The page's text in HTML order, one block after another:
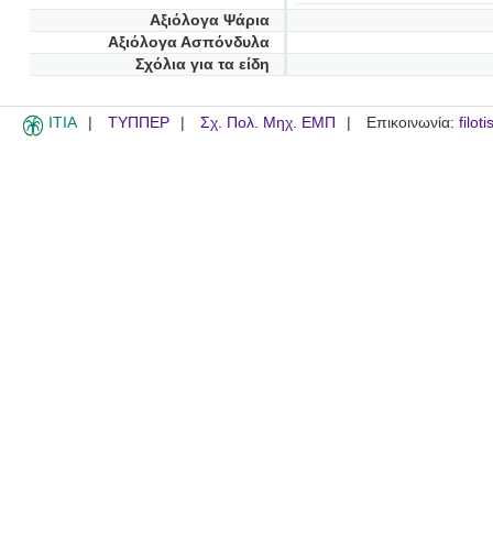
Αξιόλογα Ψάρια
Αξιόλογα Ασπόνδυλα
Σχόλια για τα είδη
ITIA ΤΥΠΠΕΡ Σχ. Πολ. Μηχ. ΕΜΠ Επικοινωνία: